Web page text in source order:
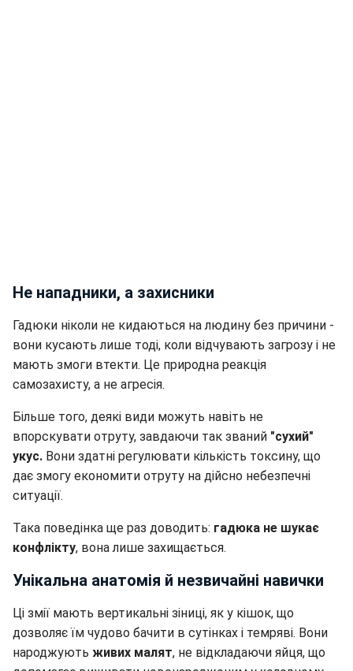
Не нападники, а захисники
Гадюки ніколи не кидаються на людину без причини -
вони кусають лише тоді, коли відчувають загрозу і не
мають змоги втекти. Це природна реакція
самозахисту, а не агресія.
Більше того, деякі види можуть навіть не
впорскувати отруту, завдаючи так званий "сухий"
укус. Вони здатні регулювати кількість токсину, що
дає змогу економити отруту на дійсно небезпечні
ситуації.
Така поведінка ще раз доводить: гадюка не шукає
конфлікту, вона лише захищається.
Унікальна анатомія й незвичайні навички
Ці змії мають вертикальні зіниці, як у кішок, що
дозволяє їм чудово бачити в сутінках і темряві. Вони
народжують живих малят, не відкладаючи яйця, що